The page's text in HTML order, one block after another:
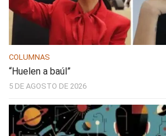
COLUMNAS
“Huelen a baúl”
5 DE AGOSTO DE 2026